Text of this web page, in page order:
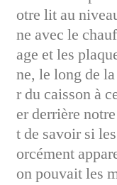
otre lit au
ne avec le
age et les
ne, le long de
r du caisson à
er derrière
t de savoir si
orcément
on pouvait les